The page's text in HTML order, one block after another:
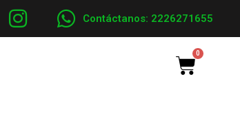
Contáctanos: 2226271655
Cart